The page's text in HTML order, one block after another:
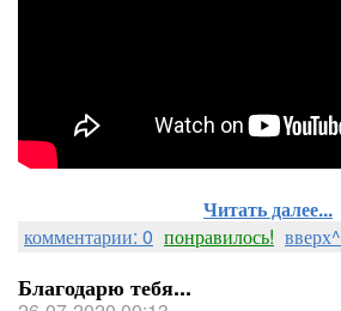
Читать далее...
комментарии: 0 понравилось! вверх^
Благодарю тебя...